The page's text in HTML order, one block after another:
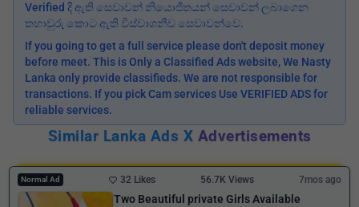
Verified දී ඇති සෙවාවන් නියොජිතයන් සෙවාවන් ලබාගෙන
තහාවුරු කොට ඇති විස්වාශනීව සෙවාවන්වෙ.
If you going to get a full service please don't deposit money
before meet. This is Only a Classified Ads website, We Nasty
Lanka only provide classifieds. We are not responsible for
transactions. If you pick Cam services Use VERIFIED ADS for
reliable services.
Similar Lanka Ads X Advertisements
Normal Ad 32 Likes 56.7K Views 7mos ago
Two Beautiful private Girls Available